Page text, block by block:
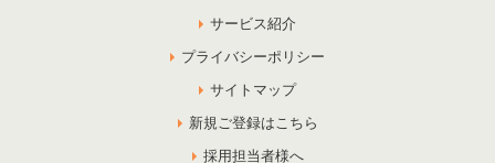
サービス紹介
プライバシーポリシー
サイトマップ
新規ご登録はこちら
採用担当者様へ